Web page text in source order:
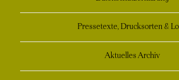
Pressetexte, Drucksorten &
Aktuelles Archiv